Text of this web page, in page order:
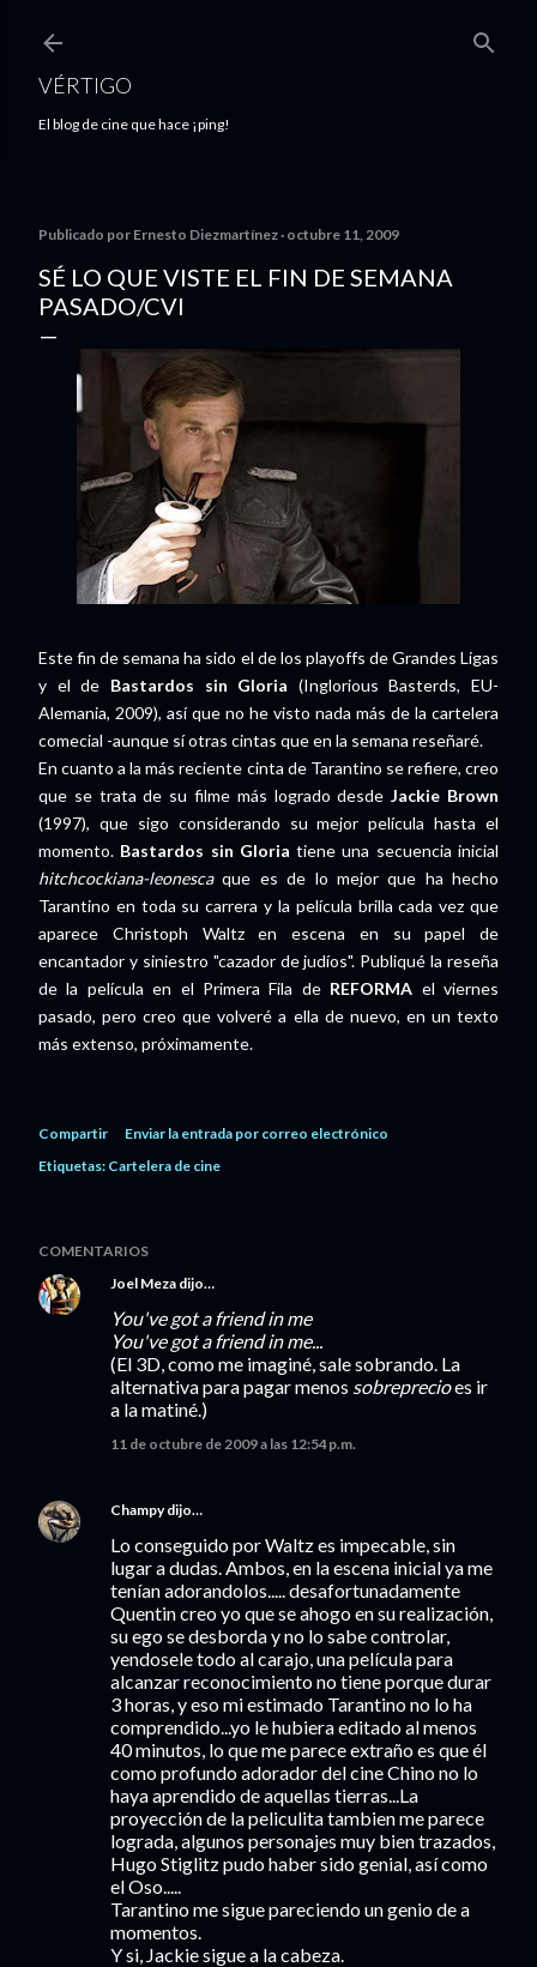
VÉRTIGO
El blog de cine que hace ¡ping!
Publicado por Ernesto Diezmartínez octubre 11, 2009
SÉ LO QUE VISTE EL FIN DE SEMANA
PASADO/CVI
Este fin de semana ha sido el de los playoffs de Grandes Ligas
y el de Bastardos sin Gloria (Inglorious Basterds, EU-
Alemania, 2009), así que no he visto nada más de la cartelera
comecial -aunque sí otras cintas que en la semana reseñaré.
En cuanto a la más reciente cinta de Tarantino se refiere, creo
que se trata de su filme más logrado desdeJackie Brown
(1997), que sigo considerando su mejor película hasta el
momento. Bastardos sin Gloriatiene una secuencia inicial
hitchcockiana-leonescaque es de lo mejor que ha hecho
Tarantino en toda su carrera y la película brilla cada vez que
aparece Christoph Waltz en escena en su papel de
encantador y siniestro "cazador de judíos". Publiqué la reseña
de la película en el Primera Fila de REFORMA el viernes
pasado, pero creo que volveré a ella de nuevo, en un texto
más extenso, próximamente.
Compartir
Enviar la entrada por correo electrónico
Etiquetas: Cartelera de cine
COMENTARIOS
Joel Meza dijo…
You've got a friend in me
You've got a friend in me...
(El 3D, como me imaginé, sale sobrando. La
alternativa para pagar menos sobreprecioes ir
a la matiné.)
11 de octubre de 2009 a las 12:54 p.m.
Champydijo…
Lo conseguido por Waltz es impecable, sin
lugar a dudas. Ambos, en la escena inicial ya me
tenían adorandolos..... desafortunadamente
Quentin creo yo que se ahogo en su realización,
su ego se desborda y no lo sabe controlar,
yendosele todo al carajo, una película para
alcanzar reconocimiento no tiene porque durar
3 horas, y eso mi estimado Tarantino no lo ha
comprendido...yo le hubiera editado al menos
40 minutos, lo que me parece extraño es que él
como profundo adorador del cine Chino no lo
haya aprendido de aquellas tierras...La
proyección de la peliculita tambien me parece
lograda, algunos personajes muy bien trazados,
Hugo Stiglitz pudo haber sido genial, así como
el Oso.....
Tarantino me sigue pareciendo un genio de a
momentos.
Y si, Jackie sigue a la cabeza.